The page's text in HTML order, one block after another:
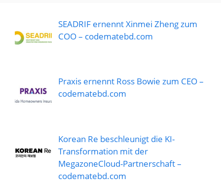
SEADRIF ernennt Xinmei Zheng zum
COO – codematebd.com
Praxis ernennt Ross Bowie zum CEO –
codematebd.com
Korean Re beschleunigt die KI-
Transformation mit der
MegazoneCloud-Partnerschaft –
codematebd.com